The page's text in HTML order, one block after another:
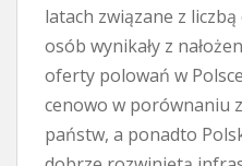
latach związane z
osób wynikały z
oferty polowań w
cenowo w porównaniu
państw, a ponadto